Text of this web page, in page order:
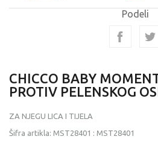
Podeli
CHICCO BABY
PROTIV PELENSKOG
ZA NJEGU LICA I TIJELA
Šifra artikla: MST28401 : MST28401